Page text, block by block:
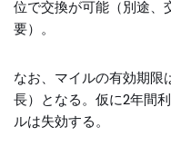
位で交換が可能（別途、
要）。
なお、マイルの有効期限
長）となる。仮に2年間
ルは失効する。